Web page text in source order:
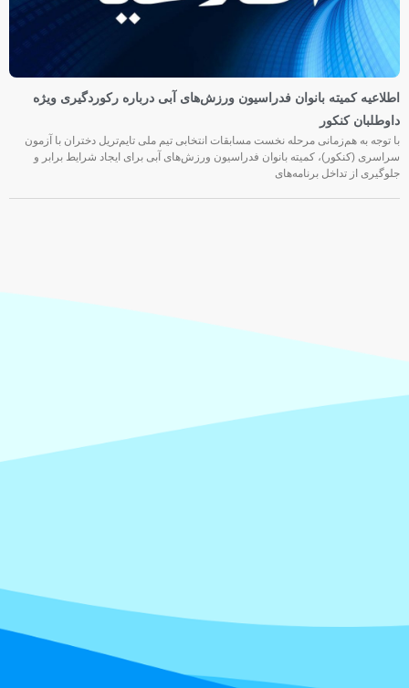
اطلاعیه کمیته بانوان فدراسیون ورزش‌های آبی درباره رکوردگیری ویژه
داوطلبان کنکور
با توجه به هم‌زمانی مرحله نخست مسابقات انتخابی تیم ملی تایم‌تریل دختران با آزمون
سراسری (کنکور)، کمیته بانوان فدراسیون ورزش‌های آبی برای ایجاد شرایط برابر و
جلوگیری از تداخل برنامه‌های